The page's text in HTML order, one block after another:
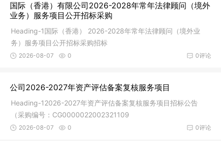
国际（香港）有限公司2026-2028年常年法律顾问（境外
业务）服务项目公开招标采购
Heading-1国际（香港） 2026-2028年常年法律顾问（境外业
务）服务项目公开招标采购招标
0评论
2026-08-07 0
公司2026-2027年资产评估备案复核服务项目
Heading-12026-2027年资产评估备案复核服务项目招标公告
（采购编号：CG0000022002321109
0评论
2026-08-07 0